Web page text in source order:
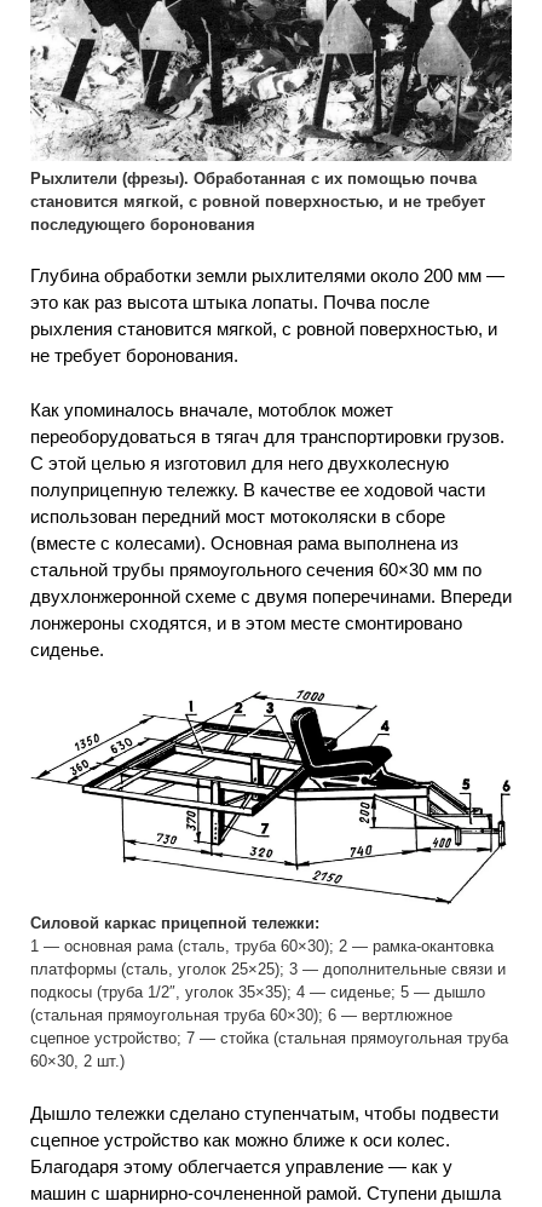
Рыхлители (фрезы). Обработанная с их помощью почва
становится мягкой, с ровной поверхностью, и не требует
последующего боронования
Глубина обработки земли рыхлителями около 200 мм —
это как раз высота штыка лопаты. Почва после
рыхления становится мягкой, с ровной поверхностью, и
не требует боронования.
Как упоминалось вначале, мотоблок может
переоборудоваться в тягач для транспортировки грузов.
С этой целью я изготовил для него двухколесную
полуприцепную тележку. В качестве ее ходовой части
использован передний мост мотоколяски в сборе
(вместе с колесами). Основная рама выполнена из
стальной трубы прямоугольного сечения 60×30 мм по
двухлонжеронной схеме с двумя поперечинами. Впереди
лонжероны сходятся, и в этом месте смонтировано
сиденье.
Силовой каркас прицепной тележки:
1 — основная рама (сталь, труба 60×30); 2 — рамка-окантовка
платформы (сталь, уголок 25×25); 3 — дополнительные связи и
подкосы (труба 1/2″, уголок 35×35); 4 — сиденье; 5 — дышло
(стальная прямоугольная труба 60×30); 6 — вертлюжное
сцепное устройство; 7 — стойка (стальная прямоугольная труба
60×30, 2 шт.)
Дышло тележки сделано ступенчатым, чтобы подвести
сцепное устройство как можно ближе к оси колес.
Благодаря этому облегчается управление — как у
машин с шарнирно-сочлененной рамой. Ступени дышла